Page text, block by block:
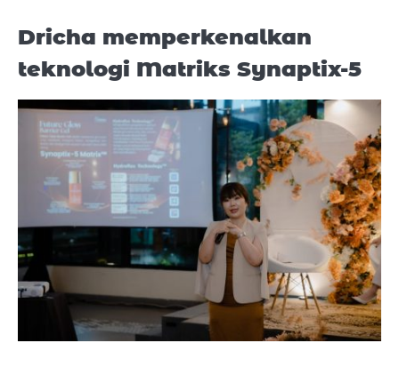
Dricha memperkenalkan
teknologi Matriks Synaptix-5